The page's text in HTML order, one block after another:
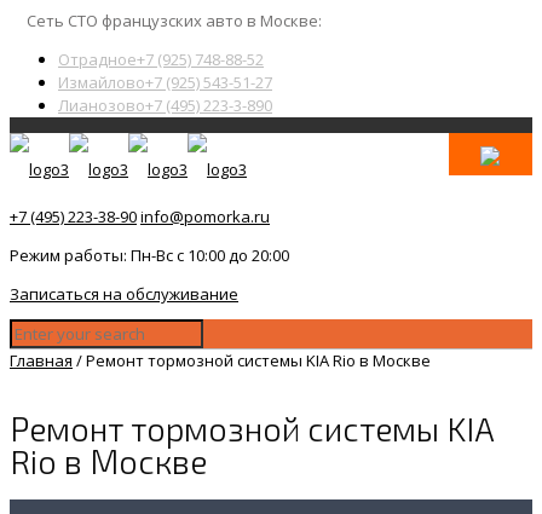
Сеть СТО французских авто в Москве:
Отрадное+7 (925) 748-88-52
Измайлово+7 (925) 543-51-27
Лианозово+7 (495) 223-3-890
+7 (495) 223-38-90info@pomorka.ru
Режим работы: Пн-Вс с 10:00 до 20:00
Записаться на обслуживание
Главная /Ремонт тормозной системы KIA Rio в Москве
Ремонт тормозной системы KIA
Rio в Москве